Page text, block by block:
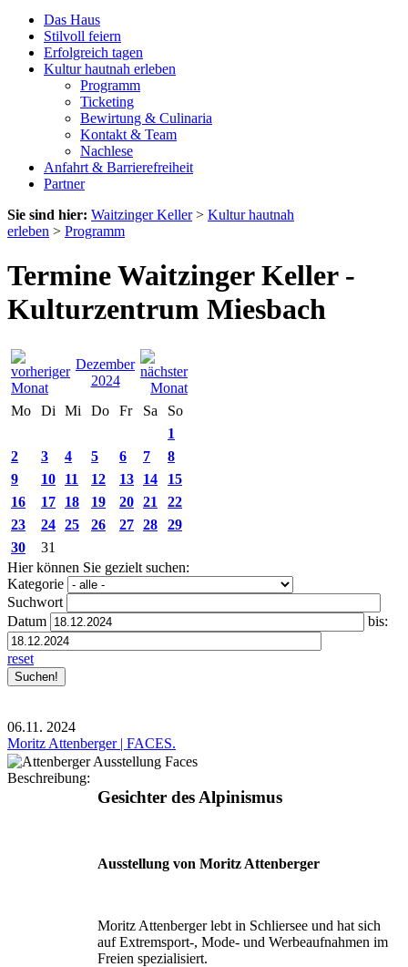
Das Haus
Stilvoll feiern
Erfolgreich tagen
Kultur hautnah erleben
Programm
Ticketing
Bewirtung & Culinaria
Kontakt & Team
Nachlese
Anfahrt & Barrierefreiheit
Partner
Sie sind hier: Waitzinger Keller> Kultur hautnah
erleben > Programm
Termine Waitzinger Keller -
Kulturzentrum Miesbach
Dezember
2024
Mo
Di Mi Do Fr Sa
So
1
2
3 4 5 6 7
8
9
10 11 12 13 14
15
16
17 18 19 20 21
22
23
24 25 26 27 28
29
30
31
Hier können Sie gezielt suchen:
Kategorie
Suchwort
Datum
bis:
reset
06.11. 2024
Moritz Attenberger | FACES.
Beschreibung:
Gesichter des Alpinismus
Ausstellung von Moritz Attenberger
Moritz Attenberger lebt in Schliersee und hat sich
auf Extremsport-, Mode- und Werbeaufnahmen im
Freien spezialisiert.